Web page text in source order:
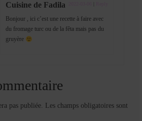
Cuisine de Fadila
Bonjour , ici c’est une recette à faire avec
du fromage turc ou de la fêta mais pas du
gruyère
pas publiée. Les champs obligatoires sont